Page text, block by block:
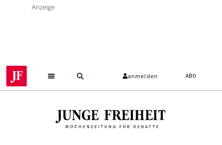
Anzeige
anmelden ABO